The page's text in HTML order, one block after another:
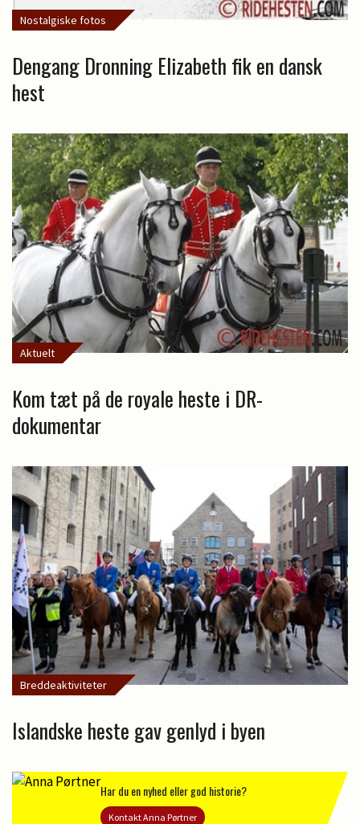
Nostalgiske fotos
Dengang Dronning Elizabeth fik en dansk
hest
Aktuelt
Kom tæt på de royale heste i DR-
dokumentar
Breddeaktiviteter
Islandske heste gav genlyd i byen
Har du en nyhed eller god historie?
Kontakt Anna Pørtner